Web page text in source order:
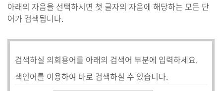
의
활
동
의
아래의 자음을 선택하시면 첫 글자의 자음에 해당하는 모든 단
어가 검색됩니다.
검색하실 의회용어를 아래의 검색어 부분에 입력하세요.
색인어를 이용하여 바로 검색하실 수 있습니다.